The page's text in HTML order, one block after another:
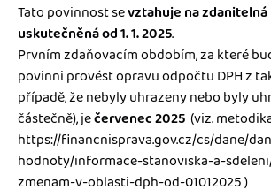
Tato povinnost sevztahuje na
uskutečněná od 1. 1. 2025.
Prvním zdaňovacím obdobím, za které
povinni provést opravu odpočtu DPH z
případě, že nebyly uhrazeny nebo byly
částečně), ječervenec 2025 (viz.
https://financnisprava.gov.cz/cs/dane/
hodnoty/informace-stanoviska-a-
zmenam-v-oblasti-dph-od-01012025)